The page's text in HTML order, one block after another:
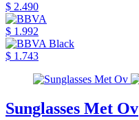
$ 2.490
$ 1.992
$ 1.743
Sunglasses Met Ov